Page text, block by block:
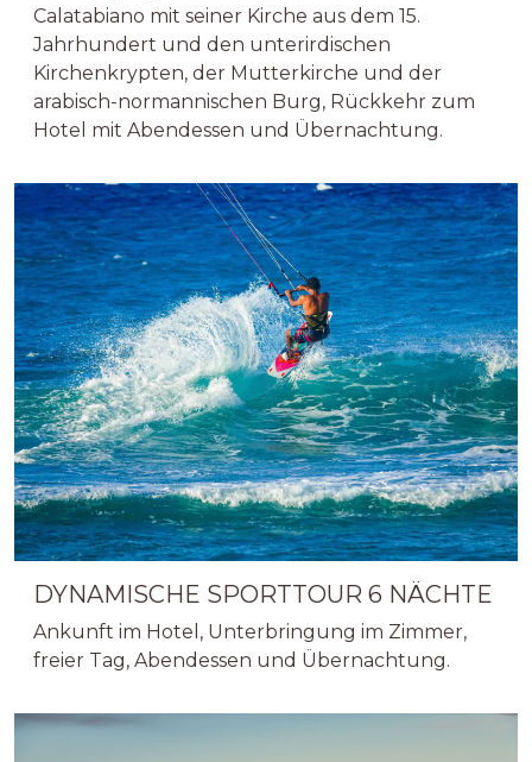
Calatabiano mit seiner Kirche aus dem 15.
Jahrhundert und den unterirdischen
Kirchenkrypten, der Mutterkirche und der
arabisch-normannischen Burg, Rückkehr zum
Hotel mit Abendessen und Übernachtung.
DYNAMISCHE SPORTTOUR 6 NÄCHTE
Ankunft im Hotel, Unterbringung im Zimmer,
freier Tag, Abendessen und Übernachtung.